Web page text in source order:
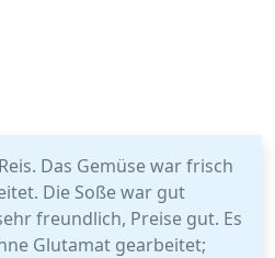
Das Gemüse war frisch
Die Soße war gut
freundlich, Preise gut. Es
Glutamat gearbeitet;